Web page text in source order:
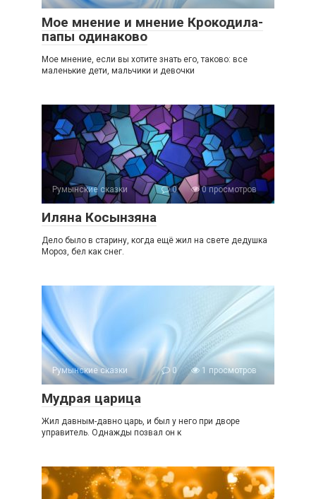
Мое мнение и мнение Крокодила-
папы одинаково
Мое мнение, если вы хотите знать его, таково: все
маленькие дети, мальчики и девочки
Румынские сказки 0 0 просмотров
Иляна Косынзяна
Дело было в старину, когда ещё жил на свете дедушка
Мороз, бел как снег.
Румынские сказки 0 1 просмотров
Мудрая царица
Жил давным-давно царь, и был у него при дворе
управитель. Однажды позвал он к